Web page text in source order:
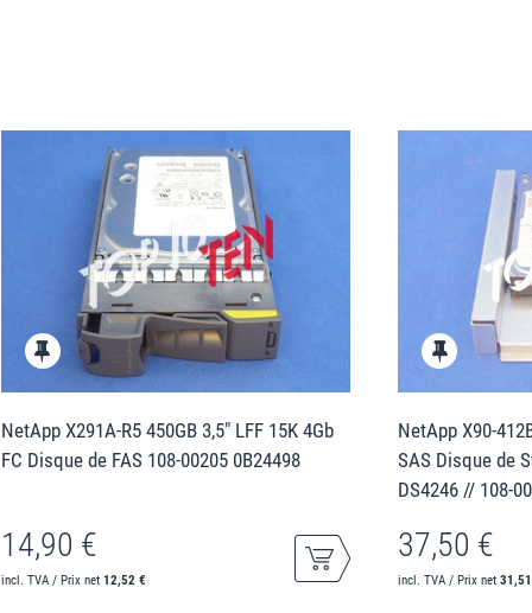
NetApp X291A-R5 450GB 3,5" LFF 15K 4Gb
FC Disque de FAS 108-00205 0B24498
14,90 €
incl. TVA / Prix net 12,52 €
NetApp X90-
SAS Disque de
DS4246 // 108-
37,50 €
incl. TVA / Prix net